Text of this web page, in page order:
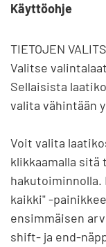
Käyttöohje
TIETOJEN
Valitse
Sellaisista
valita vähintään
Voit valita
klikkaamalla sitä
kaikki" -
ensimmäisen
shift- ja end-